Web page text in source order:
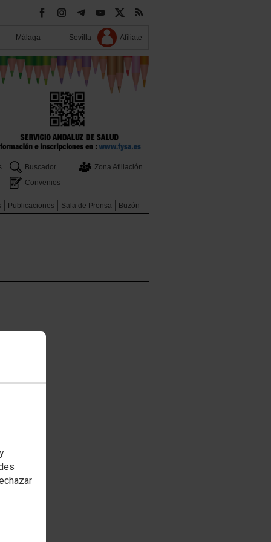
Málaga Sevilla Afíliate
Buscador
Zona Afiliación
Convenios
Publicaciones Sala de Prensa Buzón